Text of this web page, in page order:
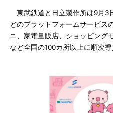
東武鉄道と日立製作所は9月3
どのプラットフォームサービス
ニ、家電量販店、ショッピング
など全国の100カ所以上に順次導